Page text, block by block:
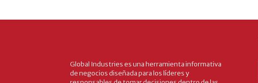
Global Industries es una herramienta informativa
de negocios diseñada para los líderes y